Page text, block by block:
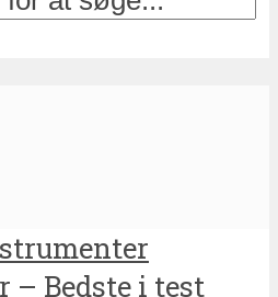
– Bedste i test